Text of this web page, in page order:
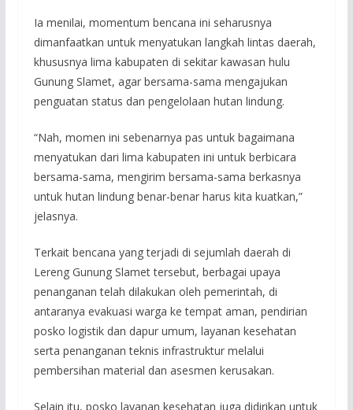
Ia menilai, momentum bencana ini seharusnya
dimanfaatkan untuk menyatukan langkah lintas daerah,
khususnya lima kabupaten di sekitar kawasan hulu
Gunung Slamet, agar bersama-sama mengajukan
penguatan status dan pengelolaan hutan lindung.
“Nah, momen ini sebenarnya pas untuk bagaimana
menyatukan dari lima kabupaten ini untuk berbicara
bersama-sama, mengirim bersama-sama berkasnya
untuk hutan lindung benar-benar harus kita kuatkan,”
jelasnya.
Terkait bencana yang terjadi di sejumlah daerah di
Lereng Gunung Slamet tersebut, berbagai upaya
penanganan telah dilakukan oleh pemerintah, di
antaranya evakuasi warga ke tempat aman, pendirian
posko logistik dan dapur umum, layanan kesehatan
serta penanganan teknis infrastruktur melalui
pembersihan material dan asesmen kerusakan.
Selain itu, posko layanan kesehatan juga didirikan untuk